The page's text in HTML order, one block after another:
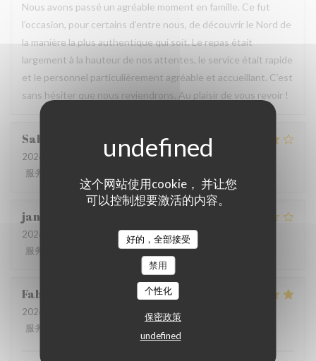
这个网站使用cookie， 并让您
可以控制想要激活的内容。
好的，全部接受
禁用
个性化
保密政策
undefined
Nous avons passé un agréable moment en famille. Ce fut
l’occasion, pour certains d’entre nous, de découvrir le Nord de
la manière la plus authentique qui soit. Le repas était
largement à la hauteur de nos attentes, le service était rapide
et le personnel particulièrement agréable et accueillant. C’est
sans hésiter que nous reviendrons. Au plaisir de vous revoir !
Sabrina
2026-07-25
- 21:00 - 来宾 2
服务
jan
2026-07-28
- 19:30 - 来宾 2
服务
菜单:3/5 质价比:3/5
Fabrice
2026-07-19
服务